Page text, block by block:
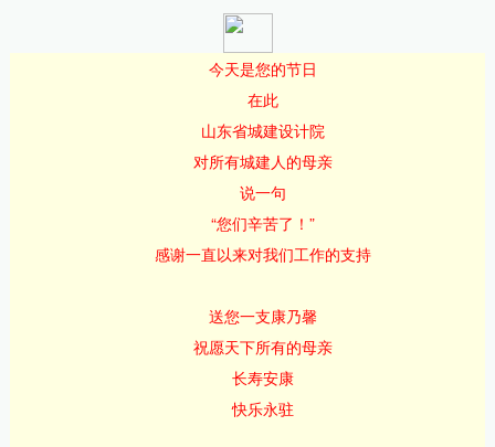
今天是您的节日
在此
山东省城建设计院
对所有城建人的母亲
说一句
“您们辛苦了！”
感谢一直以来对我们工作的支持
送您一支康乃馨
祝愿天下所有的母亲
长寿安康
快乐永驻